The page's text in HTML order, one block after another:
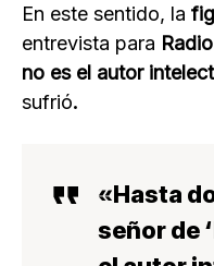
En este sentido, la
entrevista para
no es el autor
sufrió.
«Hasta
señor de ‘